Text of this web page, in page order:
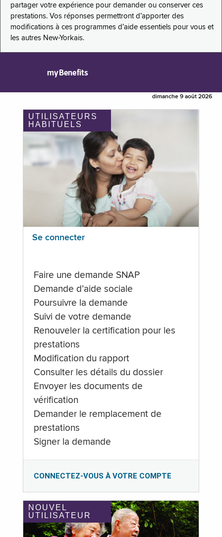
partager votre expérience pour demander ou conserver ces
prestations. Vos réponses permettront d’apporter des
modifications à ces programmes d’aide essentiels pour vous et
les autres New-Yorkais.
myBenefits
dimanche 9 août 2026
UTILISATEURS
HABITUELS
Se connecter
Faire une demande SNAP
Demande d’aide sociale
Poursuivre la demande
Suivi de votre demande
Renouveler la certification pour les
prestations
Modification du rapport
Consulter les détails du dossier
Envoyer les documents de
vérification
Demander le remplacement de
prestations
Signer la demande
CONNECTEZ-VOUS À VOTRE COMPTE
NOUVEL
UTILISATEUR